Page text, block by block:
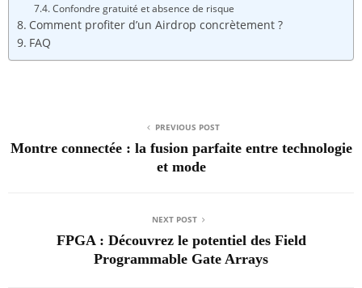
Confondre gratuité et absence de risque
Comment profiter d’un Airdrop concrètement ?
FAQ
PREVIOUS POST
Montre connectée : la fusion parfaite entre technologie
et mode
NEXT POST
FPGA : Découvrez le potentiel des Field
Programmable Gate Arrays